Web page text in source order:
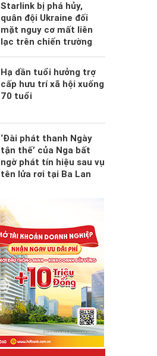
Starlink bị phá hủy,
quân đội Ukraine đối
mặt nguy cơ mất liên
lạc trên chiến trường
Hạ dần tuổi hưởng trợ
cấp hưu trí xã hội xuống
70 tuổi
‘Đài phát thanh Ngày
tận thế’ của Nga bất
ngờ phát tín hiệu sau vụ
tên lửa rơi tại Ba Lan